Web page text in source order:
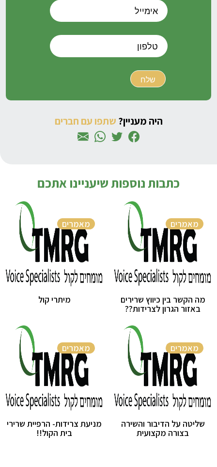
היה מעניין? שתפו עם חברים
כתבות נוספות שיעניינו אתכם
מאמרים
מה הקשר בין כיווץ שרירים
באזור הגרון לצרידות??
מאמרים
מיתרי קול
מאמרים
שליטה על הדיבור והשירה
בצורה מקצועית
מאמרים
מניעת צרידות- הרפיית שרירי
בית הקול!!